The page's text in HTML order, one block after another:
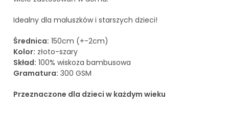
Idealny dla maluszków i starszych dzieci!
Średnica: 150cm (+-2cm)
Kolor: złoto-szary
Skład: 100% wiskoza bambusowa
Gramatura: 300 GSM
Przeznaczone dla dzieci w każdym wieku